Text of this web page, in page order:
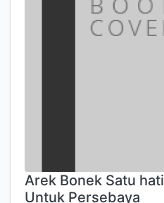
Arek Bonek Satu hati
Untuk Persebaya